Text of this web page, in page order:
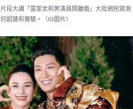
段大講「富家女和男演員鬧離婚」大批網民猜測
超蓮和竇驍。（IG圖片）